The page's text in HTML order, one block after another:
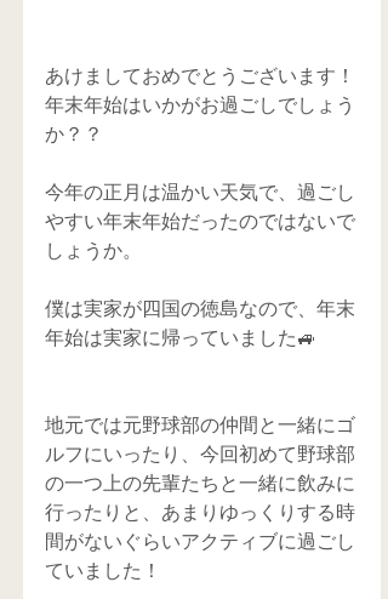
あけましておめでとうございます！
年末年始はいかがお過ごしでしょう
か？？
今年の正月は温かい天気で、過ごし
やすい年末年始だったのではないで
しょうか。
僕は実家が四国の徳島なので、年末
年始は実家に帰っていました🚙
地元では元野球部の仲間と一緒にゴ
ルフにいったり、今回初めて野球部
の一つ上の先輩たちと一緒に飲みに
行ったりと、あまりゆっくりする時
間がないぐらいアクティブに過ごし
ていました！